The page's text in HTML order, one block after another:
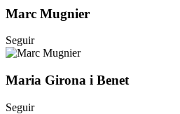
Marc Mugnier
Seguir
Maria Girona i Benet
Seguir